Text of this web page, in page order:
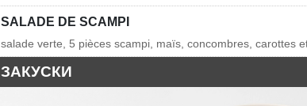
SALADE DE SCAMPI
salade verte, 5 pièces scampi, maïs, concombres, carottes
ЗАКУСКИ